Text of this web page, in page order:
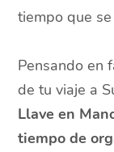
tiempo que
Pensando en
de tu viaje a
Llave en
tiempo de